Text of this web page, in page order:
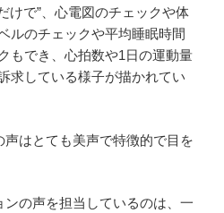
けで”、心電図のチェックや体
ルのチェックや平均睡眠時間
もでき、心拍数や1日の運動量
求している様子が描かれてい
はとても美声で特徴的で目を
の声を担当しているのは、一